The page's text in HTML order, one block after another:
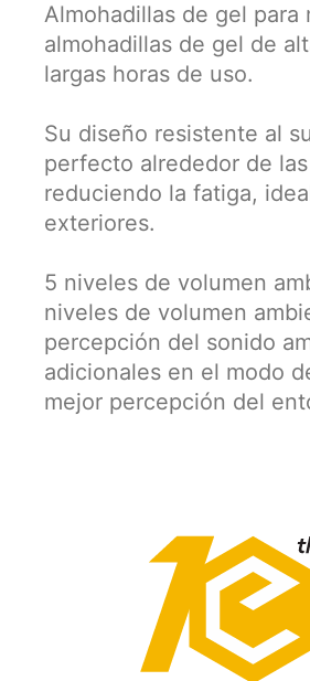
Almohadillas de gel
almohadillas de gel de
largas horas de uso.
Su diseño resistente al
perfecto alrededor de
reduciendo la fatiga,
exteriores.
5 niveles de volumen
niveles de volumen
percepción del sonido
adicionales en el modo
mejor percepción del